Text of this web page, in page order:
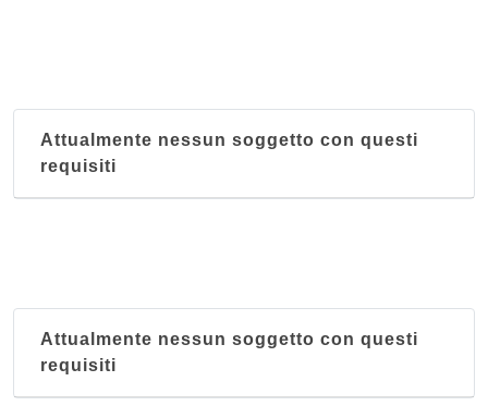
Attualmente nessun soggetto con questi
requisiti
Attualmente nessun soggetto con questi
requisiti